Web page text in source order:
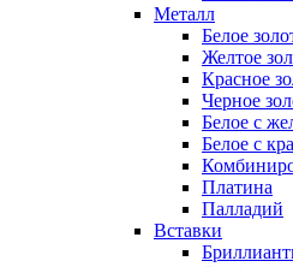
Металл
Белое
Желтое
Красное
Черное
Белое с
Белое с
Платина
Палладий
Вставки